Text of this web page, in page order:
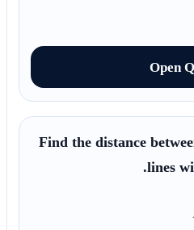
Open
Find the distance
lines